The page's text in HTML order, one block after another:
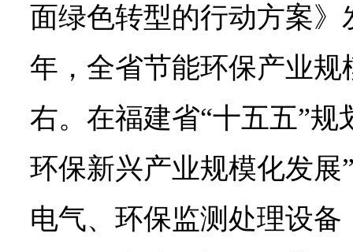
面绿色转型的行动方案》
年，全省节能环保产业规
右。在福建省“十五五”规
环保新兴产业规模化发展
电气、环保监测处理设